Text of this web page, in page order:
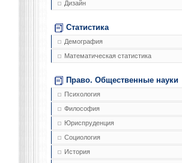
Дизайн
Статистика
Демография
Математическая статистика
Право. Общественные науки
Психология
Философия
Юриспруденция
Социология
История